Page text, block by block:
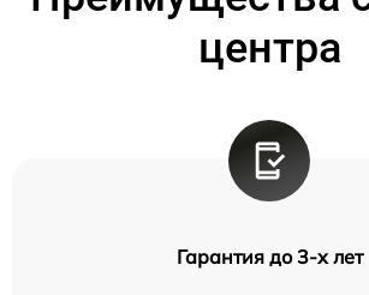
центра
Гарантия до 3-х лет